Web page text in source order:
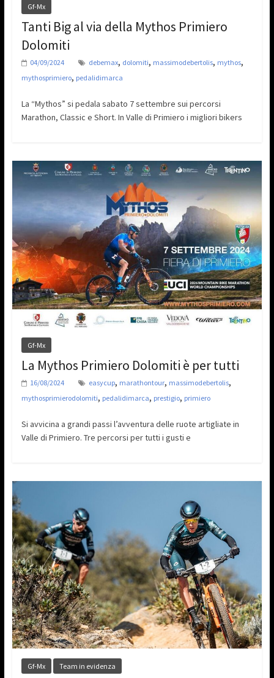
Gf-Mx
Tanti Big al via della Mythos Primiero
Dolomiti
04/09/2024 debemax, dolomiti, massimodebertolis, mythos,
mythosprimiero, pedalidimarca
La “Mythos” si pedala sabato 7 settembre sui percorsi
Marathon, Classic e Short. In Valle di Primiero i migliori bikers
Gf-Mx
La Mythos Primiero Dolomiti è per tutti
16/08/2024 easycup, marathontour, massimodebertolis,
mythosprimierodolomiti, pedalidimarca, prestigio, primiero
Si avvicina a grandi passi l’avventura delle ruote artigliate in
Valle di Primiero. Tre percorsi per tutti i gusti e
Gf-Mx Team in evidenza